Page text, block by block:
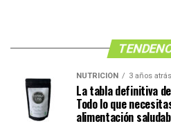
NUTRICIÓN 3 años atrás
La tabla definitiva
Todo lo que
alimentación